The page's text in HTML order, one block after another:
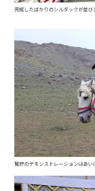
完成したばかりのシルダックが並び
鷲狩のデモンストレーションはあい